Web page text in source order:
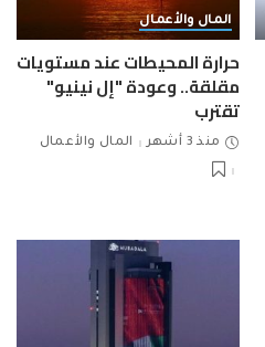
المال والأعمال
حرارة المحيطات عند مستويات
مقلقة.. وعودة "إل نينيو"
تقترب
منذ 3 أشهر المال والأعمال